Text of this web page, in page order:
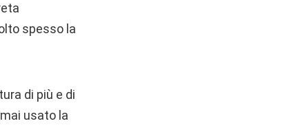
spesso la
di più e di
usato la